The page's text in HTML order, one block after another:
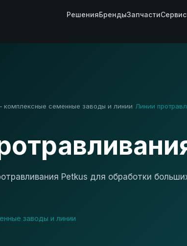
РешенияБрендыЗапчастиСервис
комплексные семенные заводы и линии Линии
Petkus для обработки
заводы и линии